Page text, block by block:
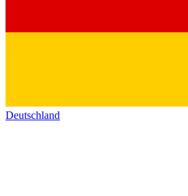
Deutschland